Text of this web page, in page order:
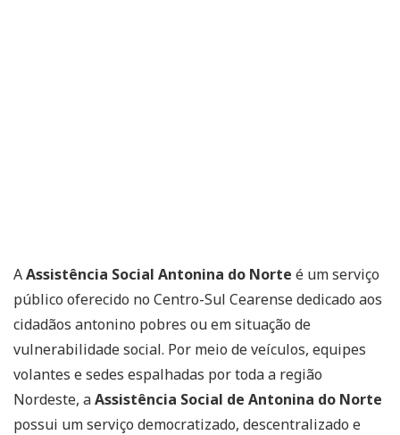
AAssistência Social Antonina do Norte é um serviço
público oferecido no Centro-Sul Cearense dedicado aos
cidadãos antonino pobres ou em situação de
vulnerabilidade social. Por meio de veículos, equipes
volantes e sedes espalhadas por toda a região
Nordeste, aAssistência Social de Antonina do Norte
possui um serviço democratizado, descentralizado e